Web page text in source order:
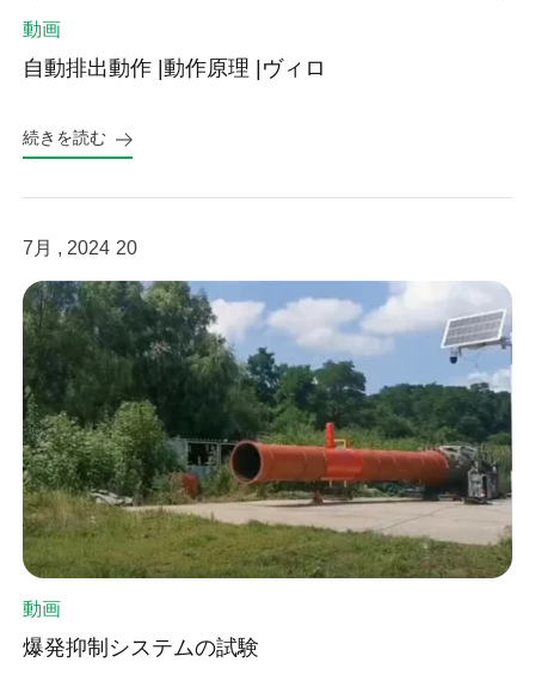
動画
自動排出動作 |動作原理 |ヴィロ
続きを読む
7月 , 2024 20
動画
爆発抑制システムの試験